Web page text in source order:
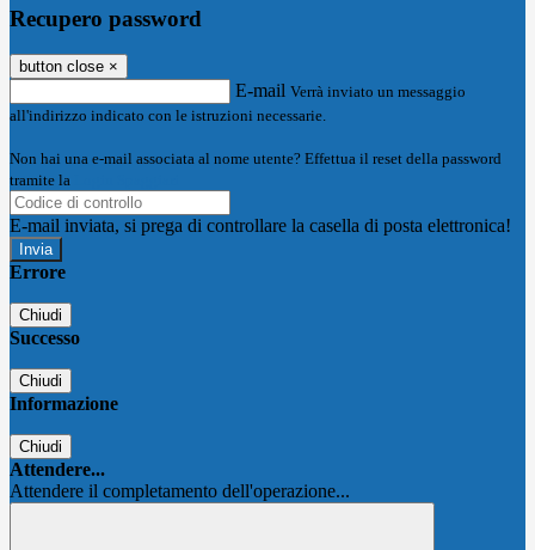
Recupero password
button close ×
E-mail Verrà inviato un messaggio
all'indirizzo indicato con le istruzioni necessarie.
Non hai una e-mail associata al nome utente? Effettua il reset della password
tramite la
E-mail inviata, si prega di controllare la casella di posta elettronica!
Errore
Chiudi
Successo
Chiudi
Informazione
Chiudi
Attendere...
Attendere il completamento dell'operazione...